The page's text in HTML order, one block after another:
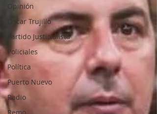
Opinión
Oscar Trujillo
Partido Justicialista
Policiales
Política
Puerto Nuevo
Radio